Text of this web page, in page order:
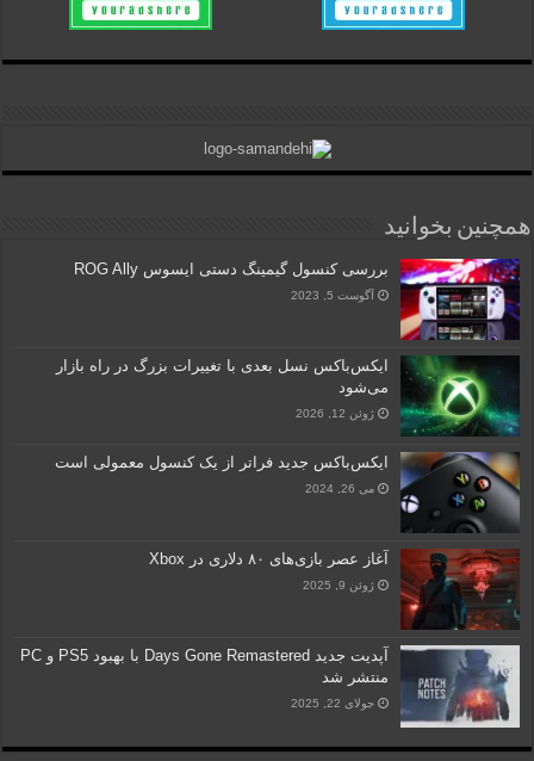
همچنین بخوانید
بررسی کنسول گیمینگ دستی ایسوس ROG Ally
آگوست 5, 2023
ایکس‌باکس نسل بعدی با تغییرات بزرگ در راه بازار
می‌شود
ژوئن 12, 2026
ایکس‌باکس جدید فراتر از یک کنسول معمولی است
می 26, 2024
آغاز عصر بازی‌های ۸۰ دلاری در Xbox
ژوئن 9, 2025
آپدیت جدید Days Gone Remastered با بهبود PS5 و PC
منتشر شد
جولای 22, 2025